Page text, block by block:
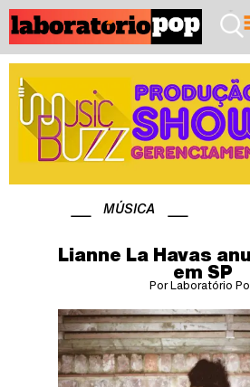
MÚSICA
Lianne La Havas
em SP
Por Laboratório